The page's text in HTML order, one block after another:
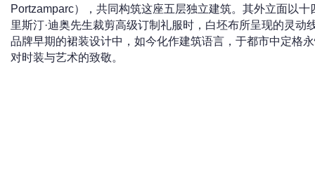
Portzamparc），共同构筑这座五层独立建筑。其外立面以
里斯汀·迪奥先生裁剪高级订制礼服时，白坯布所呈现的灵
品牌早期的裙装设计中，如今化作建筑语言，于都市中定格
对时装与艺术的致敬。